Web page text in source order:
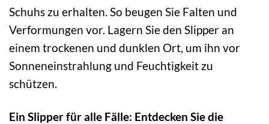
Schuhs zu erhalten. So beugen Sie Falten und
Verformungen vor. Lagern Sie den Slipper an
einem trockenen und dunklen Ort, um ihn vor
Sonneneinstrahlung und Feuchtigkeit zu
schützen.
Ein Slipper für alle Fälle: Entdecken Sie die